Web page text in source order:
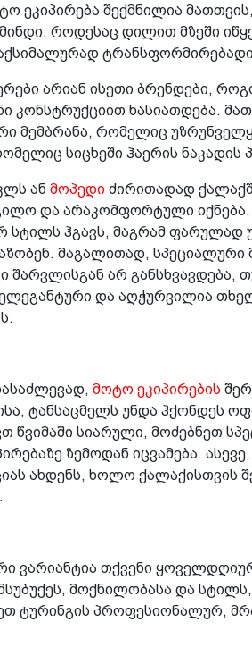
ეკიპირება შექმნილია
როდესაც დილით მზეში
არიან ისეთი ბრენდები,
კონსტრუქციით ხასიათდება.
მემბრანა, რომელიც
სიცხეში ჰაერის
ან მოპედი ძირითადად
და არაკომფორტული
ჰგავს, მაგრამ ფარულად
მაგალითად,
შარვლისგან არ განსხვავდება,
ელეგანტური და აღჭურვილია
მოტო ეკიპირების
ტანსაცმელს უნდა ჰქონდეს
წვიმაში სიარული, მოძებნეთ
ზემოდან იცვამება.
ახდენს, ხოლო
ვარიანტია თქვენი
მოქნილობასა და
ტურინგის პროფესიონალურ,